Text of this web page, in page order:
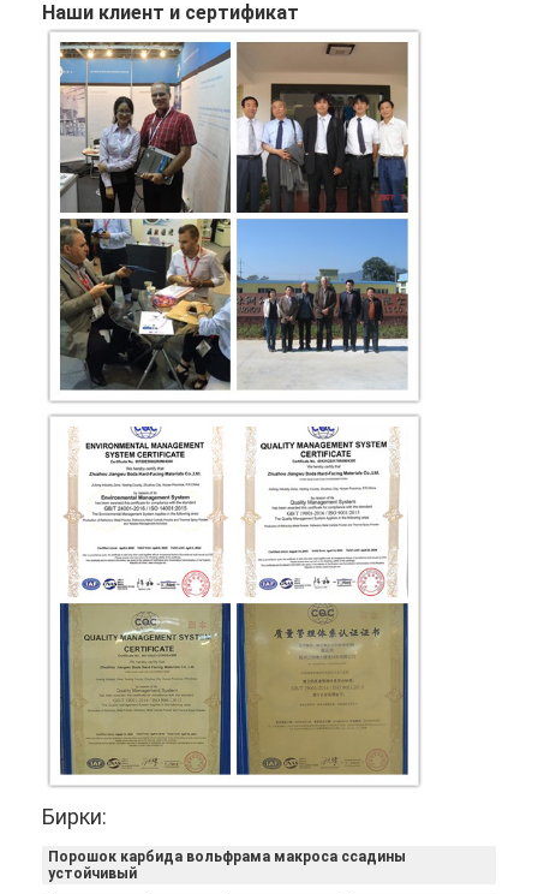
Наши клиент и сертификат
Бирки:
Порошок карбида вольфрама макроса ссадины
устойчивый